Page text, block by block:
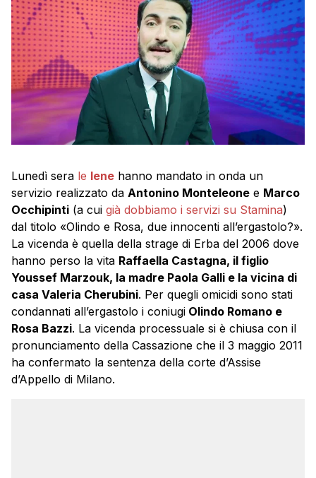
Lunedì sera le Iene hanno mandato in onda un
servizio realizzato da Antonino Monteleone e Marco
Occhipinti (a cui già dobbiamo i servizi su Stamina)
dal titolo «Olindo e Rosa, due innocenti all’ergastolo?».
La vicenda è quella della strage di Erba del 2006 dove
hanno perso la vita Raffaella Castagna, il figlio
Youssef Marzouk, la madre Paola Galli e la vicina di
casa Valeria Cherubini. Per quegli omicidi sono stati
condannati all’ergastolo i coniugi Olindo Romano e
Rosa Bazzi. La vicenda processuale si è chiusa con il
pronunciamento della Cassazione che il 3 maggio 2011
ha confermato la sentenza della corte d’Assise
d’Appello di Milano.